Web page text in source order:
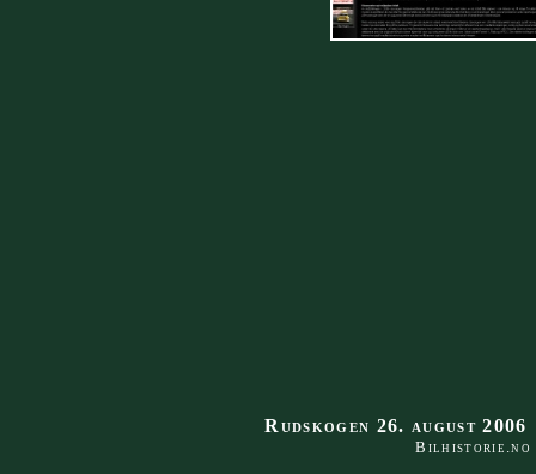
Rudskogen 26. august 2006
Bilhistorie.no